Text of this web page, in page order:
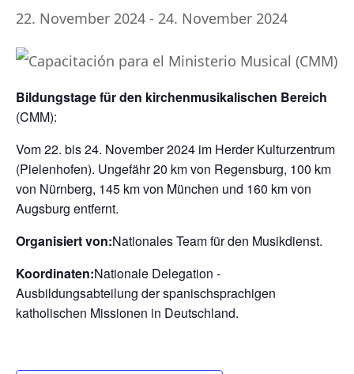
22. November 2024 - 24. November 2024
Bildungstage für den kirchenmusikalischen Bereich
(CMM):
Vom 22. bis 24. November 2024 im Herder Kulturzentrum
(Pielenhofen). Ungefähr 20 km von Regensburg, 100 km
von Nürnberg, 145 km von München und 160 km von
Augsburg entfernt.
Organisiert von:Nationales Team für den Musikdienst.
Koordinaten:Nationale Delegation -
Ausbildungsabteilung der spanischsprachigen
katholischen Missionen in Deutschland.